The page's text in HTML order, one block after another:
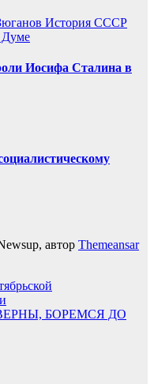
История СССР
Думе
Иосифа Сталина в
автор Themeansar
БОРЕМСЯ ДО